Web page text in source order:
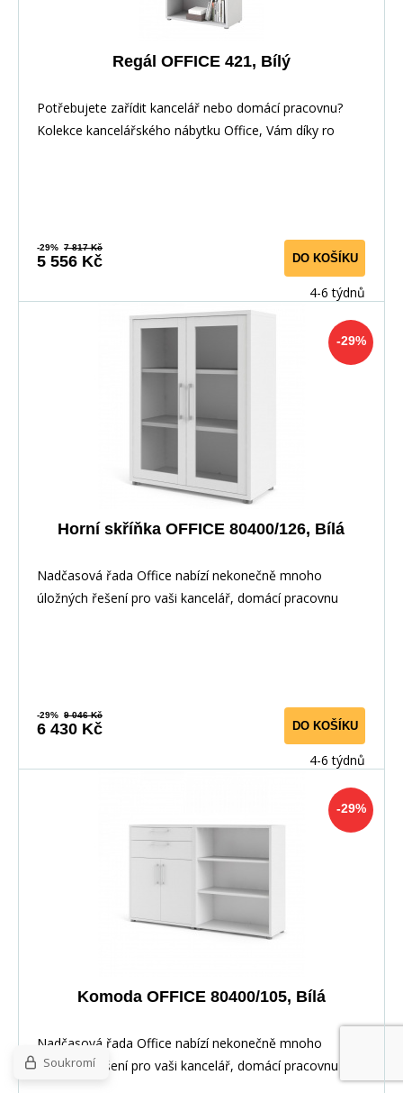
Regál OFFICE 421, Bílý
Potřebujete zařídit kancelář nebo domácí pracovnu?
Kolekce kancelářského nábytku Office, Vám díky ro
-29% 7 817 Kč
5 556 Kč DO KOŠÍKU
4-6 týdnů
-29%
Horní skříňka OFFICE 80400/126, Bílá
Nadčasová řada Office nabízí nekonečně mnoho
úložných řešení pro vaši kancelář, domácí pracovnu
-29% 9 046 Kč
6 430 Kč DO KOŠÍKU
4-6 týdnů
-29%
Komoda OFFICE 80400/105, Bílá
Nadčasová řada Office nabízí nekonečně mnoho
úložných řešení pro vaši kancelář, domácí pracovnu
Soukromí